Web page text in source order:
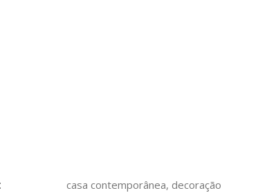
casa contemporânea, decoração